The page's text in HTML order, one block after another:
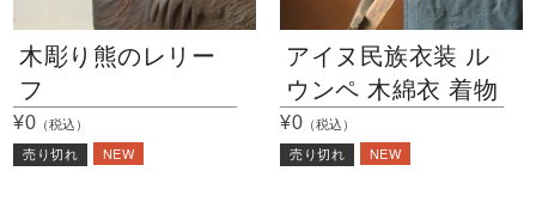
木彫り熊のレリー
フ
¥0 （税込）
売り切れ NEW
アイヌ民族衣装 ル
ウンペ 木綿衣 着物
¥0 （税込）
売り切れ NEW